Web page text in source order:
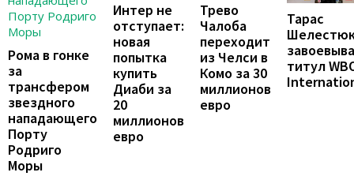
Рома в гонке
за
трансфером
звездного
нападающего
Порту
Родриго
Моры
Интер не
отступает:
новая
попытка
купить
Диаби за
20
миллионов
евро
Трево
Чалоба
переходит
из Челси в
Комо за 30
миллионов
евро
Тарас
титул